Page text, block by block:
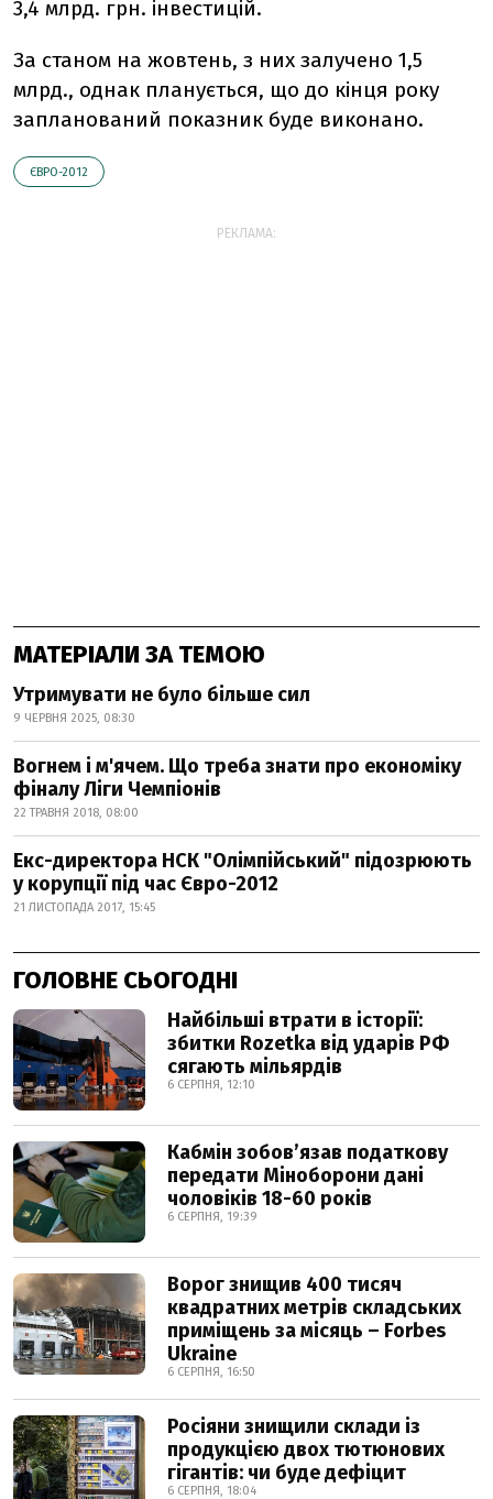
3,4 млрд. грн. інвестицій.
За станом на жовтень, з них залучено 1,5
млрд., однак планується, що до кінця року
запланований показник буде виконано.
ЄВРО-2012
РЕКЛАМА:
МАТЕРІАЛИ ЗА ТЕМОЮ
Утримувати не було більше сил
9 ЧЕРВНЯ 2025, 08:30
Вогнем і м'ячем. Що треба знати про економіку
фіналу Ліги Чемпіонів
22 ТРАВНЯ 2018, 08:00
Екс-директора НСК "Олімпійський" підозрюють
у корупції під час Євро-2012
21 ЛИСТОПАДА 2017, 15:45
ГОЛОВНЕ СЬОГОДНІ
Найбільші втрати в історії:
збитки Rozetka від ударів РФ
сягають мільярдів
6 СЕРПНЯ, 12:10
Кабмін зобовʼязав податкову
передати Міноборони дані
чоловіків 18-60 років
6 СЕРПНЯ, 19:39
Ворог знищив 400 тисяч
квадратних метрів складських
приміщень за місяць – Forbes
Ukraine
6 СЕРПНЯ, 16:50
Росіяни знищили склади із
продукцією двох тютюнових
гігантів: чи буде дефіцит
6 СЕРПНЯ, 18:04